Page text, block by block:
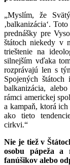
„Myslím, že
‚balkanizácia‘.
prednášky pre
štátoch niekedy v
trieštenie na
silnejším vďaka
rozprávajú len s
Spojených štátoch
balkanizácia,
rámci americkej
a kampaň, ktorá
ako tieto
cirkvi.“
Nie je tiež v
osobu pápeža a
fanúšikov alebo